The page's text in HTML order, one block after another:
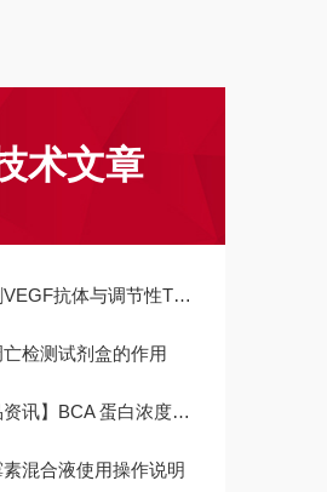
术文章
体与调节性T细胞来源的外泌体耦合策略
检测试剂盒的作用
】BCA 蛋白浓度测定试剂盒的原理及特点
混合液使用操作说明